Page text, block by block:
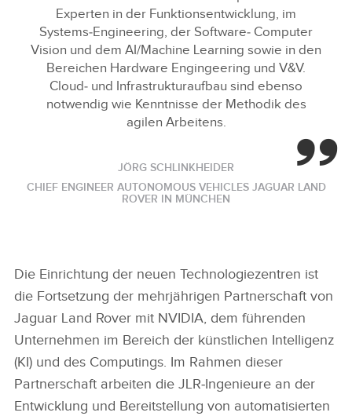
Experten in der Funktionsentwicklung, im
Systems‑Engineering, der Software‑ Computer
Vision und dem AI/Machine Learning sowie in den
Bereichen Hardware Engingeering und V&V.
Cloud‑ und Infrastrukturaufbau sind ebenso
notwendig wie Kenntnisse der Methodik des
agilen Arbeitens.
JÖRG SCHLINKHEIDER
CHIEF ENGINEER AUTONOMOUS VEHICLES JAGUAR LAND
ROVER IN MÜNCHEN
Die Einrichtung der neuen Technologiezentren ist
die Fortsetzung der mehrjährigen Partnerschaft von
Jaguar Land Rover mit NVIDIA, dem führenden
Unternehmen im Bereich der künstlichen Intelligenz
(KI) und des Computings. Im Rahmen dieser
Partnerschaft arbeiten die JLR‑Ingenieure an der
Entwicklung und Bereitstellung von automatisierten